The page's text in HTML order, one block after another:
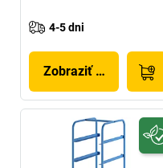
4-5 dni
Zobraziť produkt